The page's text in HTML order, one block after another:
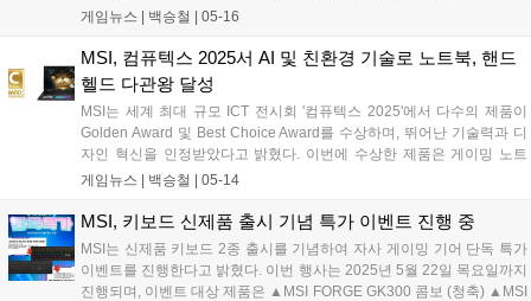
Sam Chern은 "MSI는 단순한 AI 기능을 넘어, 고성능 컴퓨팅 기술의 한
고 스마트한 몰입형 경험을 제공하는 자리가 될 것"이라고 밝혔다....
게임뉴스 | 백승철 05-16
MSI, 컴퓨텍스 2025서 AI 및 친환경 기술로 노트북, 핸드
헬드 다관왕 달성
MSI는 세계 최대 규모 ICT 전시회 '컴퓨텍스 2025'에서 다수의 제품이
Golden Award 및 Best Choice Award를 수상하며, 뛰어난 기술력과 디
자인 혁신을 인정받았다고 밝혔다. 이번에 수상한 제품은 게이밍 노트
북, 휴대용 게임기, AI 노트북 등 다양한 카테고리를 아우르며, MSI가 추
란히 담고 있다. AI 기술이 일상에 깊이 스며들고, 친환경 전환이 가속화
되는 가운데, MSI는 고성능과 환경 책임을 동시에 만족시키는 제품 개발
을 통해 시장 요구에 적극 대응하고 있다....
게임뉴스 | 백승철 05-14
MSI, 키보드 신제품 출시 기념 특가 이벤트 진행 중
MSI는 신제품 키보드 2종 출시를 기념하여 자사 게이밍 기어 단독 특가
이벤트를 진행한다고 밝혔다. 이번 행사는 2025년 5월 22일 목요일까지
진행되며, 이벤트 대상 제품은 ▲MSI FORGE GK300 콤보 (청축) ▲MSI